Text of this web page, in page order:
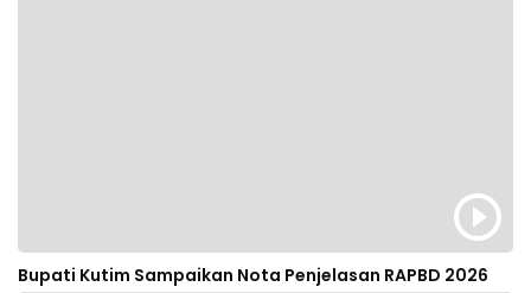
Bupati Kutim Sampaikan Nota Penjelasan RAPBD 2026